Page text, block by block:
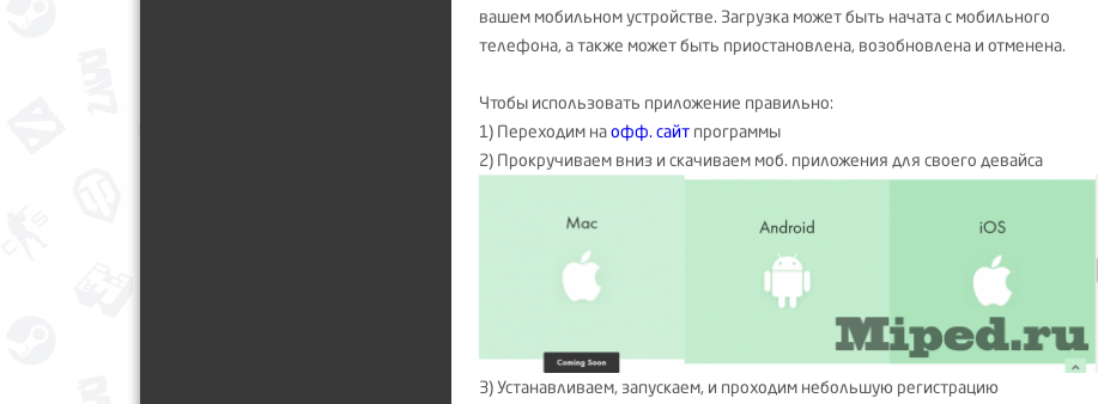
вашем мобильном устройстве. Загрузка может быть начата с мобильного
телефона, а также может быть приостановлена, возобновлена и отменена.
Чтобы использовать приложение правильно:
1) Переходим наофф. сайт программы
2) Прокручиваем вниз и скачиваем моб. приложения для своего девайса
3) Устанавливаем, запускаем, и проходим небольшую регистрацию